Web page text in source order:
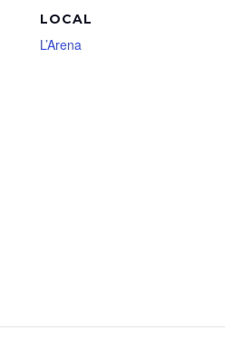
LOCAL
L’Arena